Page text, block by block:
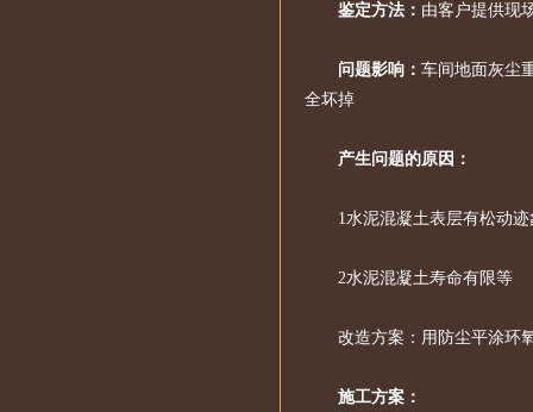
鉴定方法： 由客户提供现
问题影响： 车间地面灰尘
全坏掉
产生问题的原因：
1水泥混凝土表层有松动迹
2水泥混凝土寿命有限等
改造方案：用防尘平涂环
施工方案：